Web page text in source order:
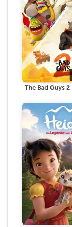
The Bad Guys 2